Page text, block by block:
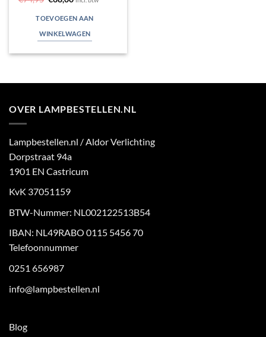
prijs
was:
€74,95.
is:
€68,00.
TOEVOEGEN AAN
WINKELWAGEN
OVER LAMPBESTELLEN.NL
Lampbestellen.nl / Aldor Verlichting
Dorpstraat 94a
1901 EN Castricum
KvK 37051159
BTW-Nummer: NL002122513B54
IBAN: NL49RABO 0115 5456 70
Telefoonnummer
0251 656987
info@lampbestellen.nl
Blog